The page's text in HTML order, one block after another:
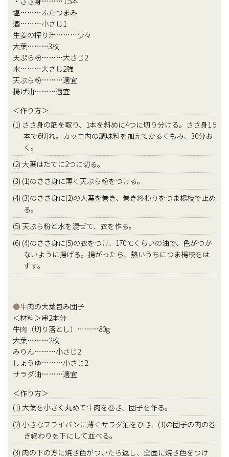
塩………ふたつまみ
酒………小さじ1
生姜の搾り汁………少々
大葉………3枚
天ぷら粉………大さじ2
水………大さじ2強
天ぷら粉………適宜
揚げ油………適宜
＜作り方＞
(1) ささ身の筋を取り、1本を斜めに4つに切り分ける。ささ身1.5
本で6切れ。カッコ内の調味料を加えてかるくもみ、30分お
く。
(2) 大葉はたてに2つに切る。
(3) (1)のささ身に薄く天ぷら粉をつける。
(4) (3)のささ身に(2)の大葉を巻き、巻き終わりをつま楊枝で止め
る。
(5) 天ぷら粉と水を混ぜて、衣を作る。
(6) (4)のささ身に(5)の衣をつけ、170℃くらいの油で、色がつか
ないように揚げる。揚がったら、熱いうちにつま楊枝をは
ずす。
●牛肉の大葉包み団子
＜材料＞串2本分
牛肉（切り落とし）………80g
大葉………2枚
みりん………小さじ2
しょうゆ………小さじ2
サラダ油………適宜
＜作り方＞
(1) 大葉を小さく丸めて牛肉を巻き、団子を作る。
(2) 小さなフライパンに薄くサラダ油をひき、(1)の団子の肉の巻
き終わりを下にして並べる。
(3) 肉の下の方に焼き色がついたら返し、全面に焼き色をつけ